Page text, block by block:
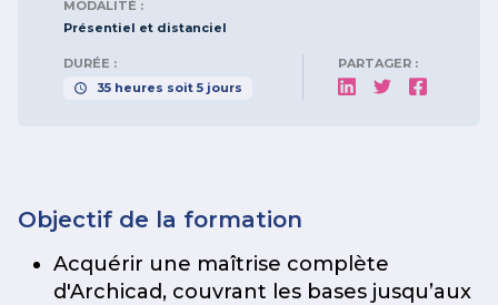
MODALITÉ :
Présentiel et distanciel
DURÉE :
35 heures soit 5 jours
PARTAGER :
Objectif de la formation
Acquérir une maîtrise complète
d'Archicad, couvrant les bases jusqu’aux